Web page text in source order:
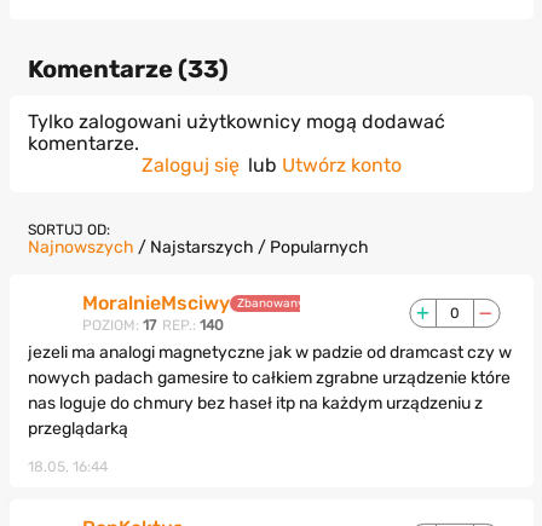
Komentarze (33)
Tylko zalogowani użytkownicy mogą dodawać
komentarze.
Zaloguj się lub Utwórz konto
SORTUJ OD:
Najnowszych / Najstarszych / Popularnych
MoralnieMsciwy Zbanowany
POZIOM: 17 REP.: 140
0
jezeli ma analogi magnetyczne jak w padzie od dramcast czy w
nowych padach gamesire to całkiem zgrabne urządzenie które
nas loguje do chmury bez haseł itp na każdym urządzeniu z
przeglądarką
18.05, 16:44